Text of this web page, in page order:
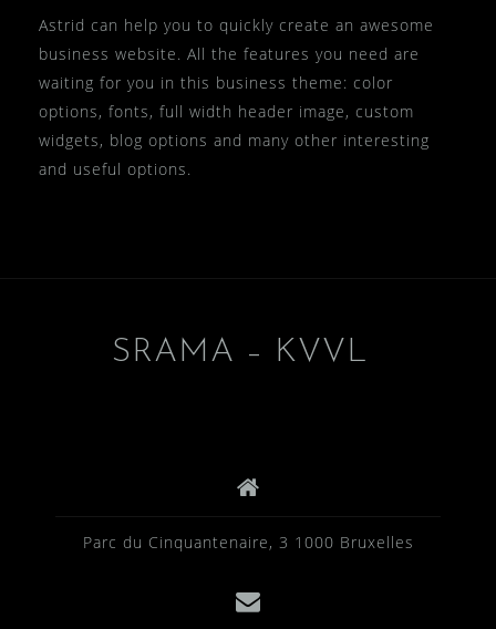
Astrid can help you to quickly create an awesome
business website. All the features you need are
waiting for you in this business theme: color
options, fonts, full width header image, custom
widgets, blog options and many other interesting
and useful options.
SRAMA – KVVL
Parc du Cinquantenaire, 3 1000 Bruxelles